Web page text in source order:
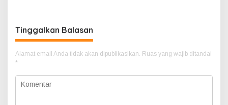
Tinggalkan Balasan
Alamat email Anda tidak akan dipublikasikan. Ruas yang wajib ditandai
*